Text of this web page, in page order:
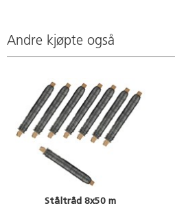
Andre kjøpte også
Ståltråd 8x50 m